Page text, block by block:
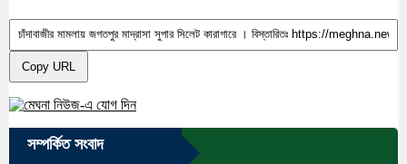
Copy URL
সম্পর্কিত সংবাদ